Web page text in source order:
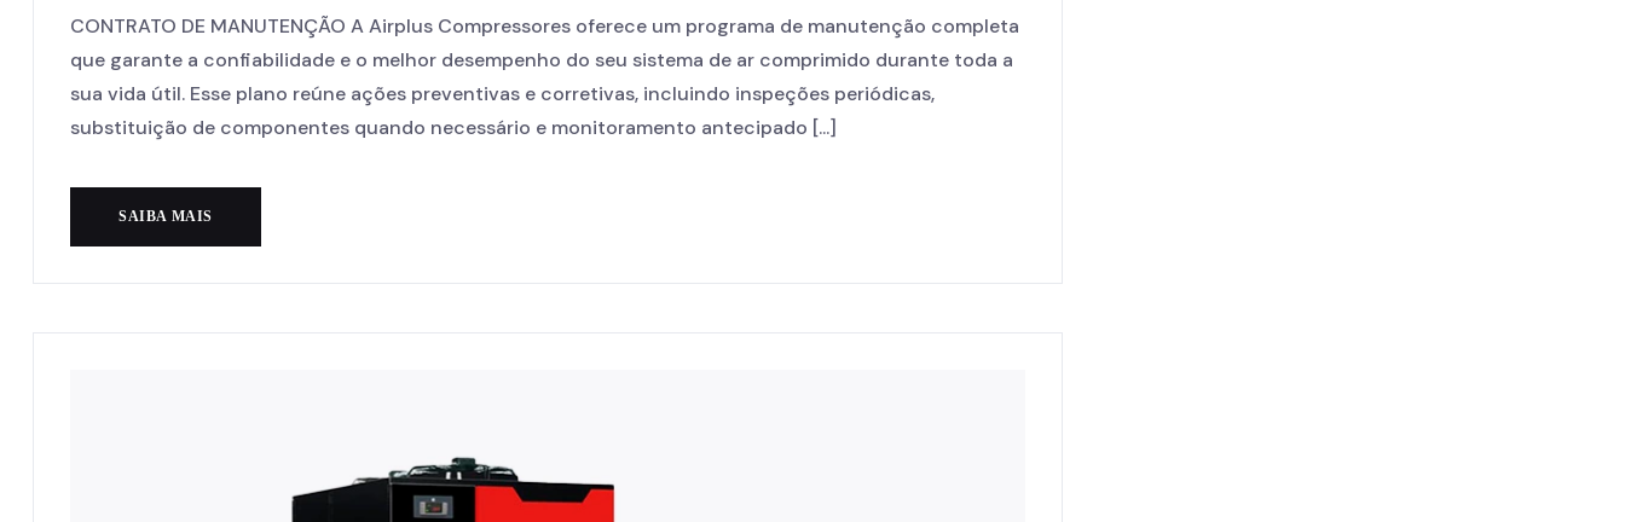
CONTRATO DE MANUTENÇÃO A Airplus Compressores oferece um programa de manutenção completa
que garante a confiabilidade e o melhor desempenho do seu sistema de ar comprimido durante toda a
sua vida útil. Esse plano reúne ações preventivas e corretivas, incluindo inspeções periódicas,
substituição de componentes quando necessário e monitoramento antecipado [...]
SAIBA MAIS